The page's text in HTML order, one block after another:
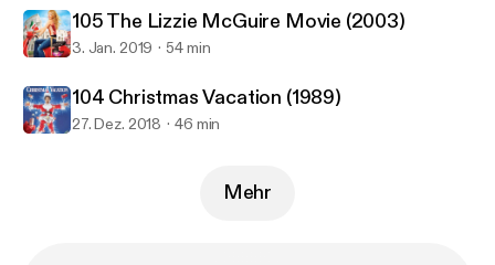
105 The Lizzie McGuire Movie (2003)
3. Jan. 2019 54 min
104 Christmas Vacation (1989)
27. Dez. 2018 46 min
Mehr